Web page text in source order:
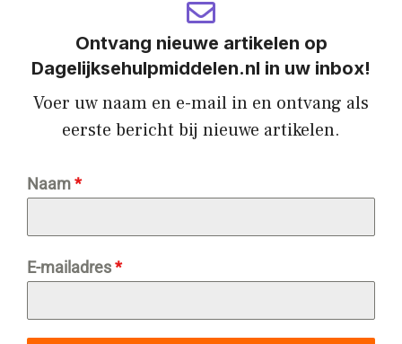
Ontvang nieuwe artikelen op
Dagelijksehulpmiddelen.nl in uw inbox!
Voer uw naam en e-mail in en ontvang als
eerste bericht bij nieuwe artikelen.
Naam*
E-mailadres*